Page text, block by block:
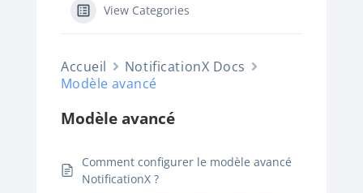
View Categories
Accueil
NotificationX Docs
Modèle avancé
Modèle avancé
Comment configurer le modèle avancé
NotificationX ?